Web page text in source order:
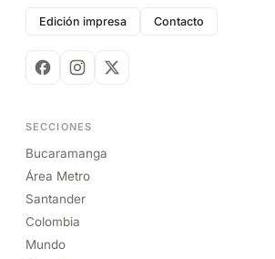
Edición impresa Contacto
SECCIONES
Bucaramanga
Área Metro
Santander
Colombia
Mundo